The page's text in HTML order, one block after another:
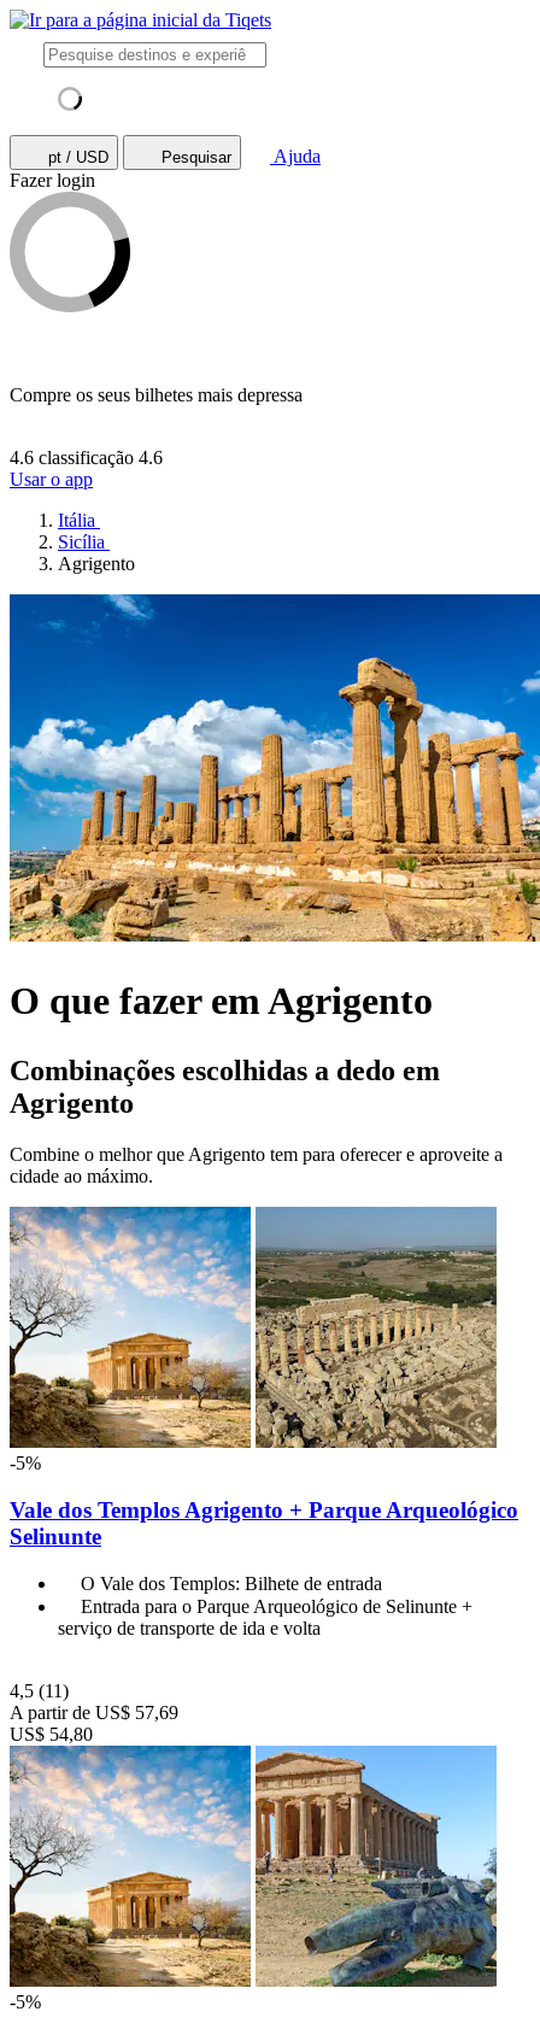
pt / USD Pesquisar
Ajuda
Fazer login
Compre os seus bilhetes mais depressa
4.6 classificação 4.6
Usar o app
Itália
Sicília
Agrigento
O que fazer em Agrigento
Combinações escolhidas a dedo em
Agrigento
Combine o melhor que Agrigento tem para oferecer e aproveite a
cidade ao máximo.
-5%
Vale dos Templos Agrigento + Parque Arqueológico
Selinunte
O Vale dos Templos: Bilhete de entrada
Entrada para o Parque Arqueológico de Selinunte +
serviço de transporte de ida e volta
4,5 (11)
A partir de US$ 57,69
US$ 54,80
-5%